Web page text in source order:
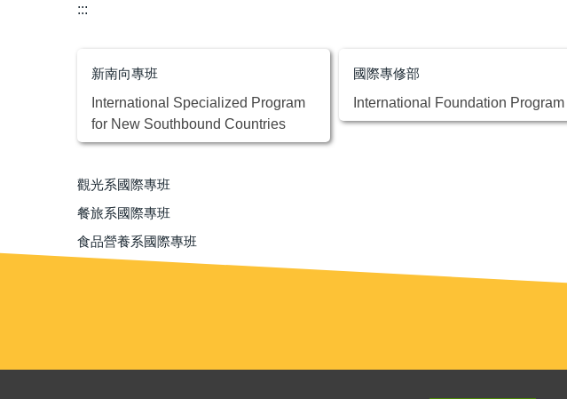
:::
新南向專班
International Specialized Program
for New Southbound Countries
國際專修部
International Foundation Program
觀光系國際專班
餐旅系國際專班
食品營養系國際專班